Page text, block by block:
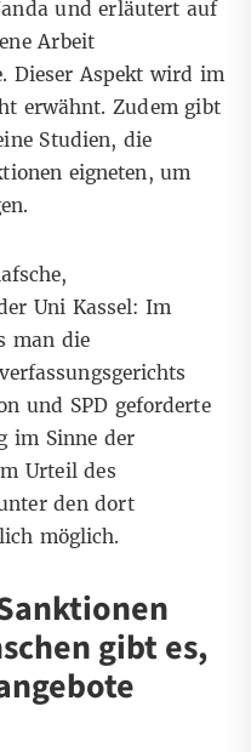
und erläutert auf
Arbeit
Dieser Aspekt wird im
erwähnt. Zudem gibt
Studien, die
eigneten, um
Uni Kassel: Im
man die
und SPD geforderte
im Sinne der
Urteil des
den dort
möglich.
gibt es,